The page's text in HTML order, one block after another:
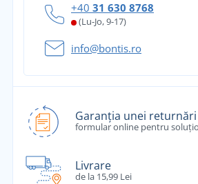
+40 31 630 8768
(Lu-Jo, 9-17)
info@bontis.ro
Garanția unei
formular online pentru
Livrare
de la 15,99 Lei